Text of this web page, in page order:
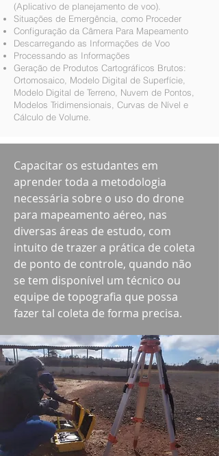
(Aplicativo de planejamento de voo).
Situações de Emergência, como Proceder
Configuração da Câmera Para Mapeamento
Descarregando as Informações de Voo
Processando as Informações
Geração de Produtos Cartográficos Brutos:
Ortomosaico, Modelo Digital de Superfície,
Modelo Digital de Terreno, Nuvem de Pontos,
Modelos Tridimensionais, Curvas de Nível e
Cálculo de Volume.
Capacitar os estudantes em
aprender toda a metodologia
necessária sobre o uso do drone
para mapeamento aéreo, nas
diversas áreas de estudo, com
intuito de trazer a prática de coleta
de ponto de controle, quando não
se tem disponível um técnico ou
equipe de topografia que possa
fazer tal coleta de forma precisa.